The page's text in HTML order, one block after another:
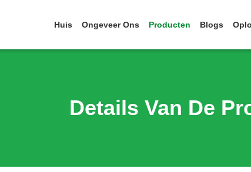
Huis Ongeveer Ons Producten Blogs
Details Van De